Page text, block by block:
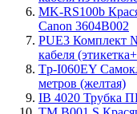
MK-RS100b
Canon 3604B002
PUE3 Комплект
кабеля
Tp-I060EY
метров (желтая)
IB 4020 Трубка